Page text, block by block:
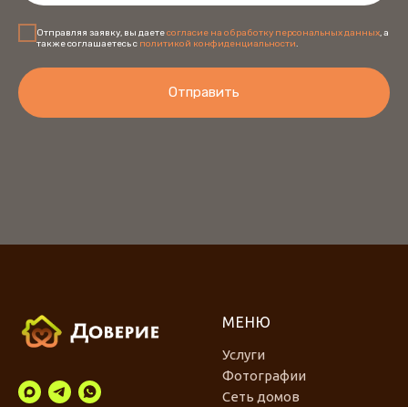
Отправляя заявку, вы даетесогласие на обработку персональных данных, а
также соглашаетесь с политикой конфиденциальности.
Отправить
МЕНЮ
Услуги
Фотографии
Сеть домов